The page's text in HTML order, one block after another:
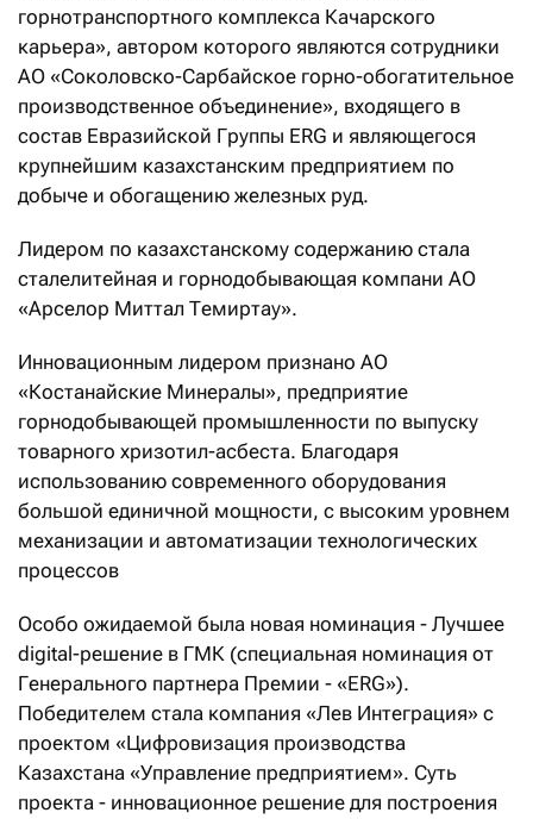
горнотранспортного комплекса Качарского
карьера», автором которого являются сотрудники
АО «Соколовско-Сарбайское горно-обогатительное
производственное объединение», входящего в
состав Евразийской Группы ERG и являющегося
крупнейшим казахстанским предприятием по
добыче и обогащению железных руд.
Лидером по казахстанскому содержанию стала
сталелитейная и горнодобывающая компани АО
«Арселор Миттал Темиртау».
Инновационным лидером признано АО
«Костанайские Минералы», предприятие
горнодобывающей промышленности по выпуску
товарного хризотил-асбеста. Благодаря
использованию современного оборудования
большой единичной мощности, с высоким уровнем
механизации и автоматизации технологических
процессов
Особо ожидаемой была новая номинация - Лучшее
digital-решение в ГМК (специальная номинация от
Генерального партнера Премии - «ERG»).
Победителем стала компания «Лев Интеграция» с
проектом «Цифровизация производства
Казахстана «Управление предприятием». Суть
проекта - инновационное решение для построения